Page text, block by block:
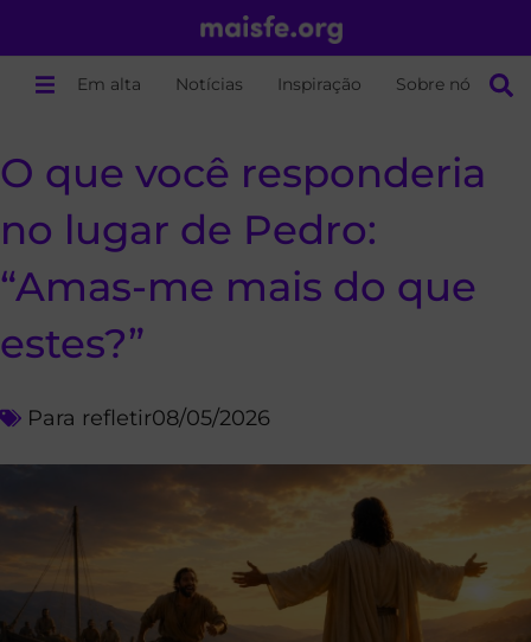
Em alta Notícias Inspiração Sobre nós
O que você responderia
no lugar de Pedro:
“Amas-me mais do que
estes?”
Para refletir08/05/2026